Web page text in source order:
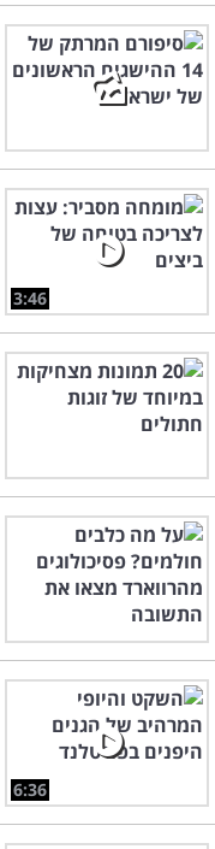
3:46
6:36